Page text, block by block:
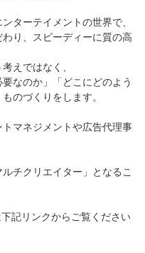
ターテイメントの世界で、
り、スピーディーに質の高
えではなく、
なのか」「どこにどのよう
のづくりをします。
マネジメントや広告代理事
チクリエイター」となるこ
記リンクからご覧ください